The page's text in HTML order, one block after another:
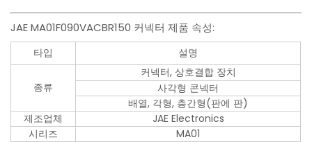
JAE MA01F090VACBR150 커넥터 제품 속성:
타입 설명
종류
커넥터, 상호결합 장치
사각형 콘넥터
배열, 각형, 층간형(판에 판)
제조업체
JAE Electronics
시리즈
MA01